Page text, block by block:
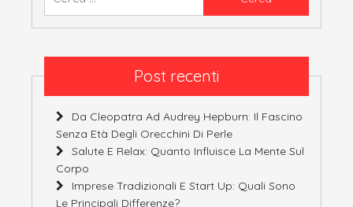
Post recenti
Da Cleopatra Ad Audrey Hepburn: Il Fascino
Senza Età Degli Orecchini Di Perle
Salute E Relax: Quanto Influisce La Mente Sul
Corpo
Imprese Tradizionali E Start Up: Quali Sono
Le Principali Differenze?